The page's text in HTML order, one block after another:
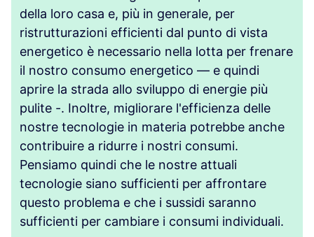
della loro casa e, più in generale, per
ristrutturazioni efficienti dal punto di vista
energetico è necessario nella lotta per frenare
il nostro consumo energetico — e quindi
aprire la strada allo sviluppo di energie più
pulite -. Inoltre, migliorare l'efficienza delle
nostre tecnologie in materia potrebbe anche
contribuire a ridurre i nostri consumi.
Pensiamo quindi che le nostre attuali
tecnologie siano sufficienti per affrontare
questo problema e che i sussidi saranno
sufficienti per cambiare i consumi individuali.